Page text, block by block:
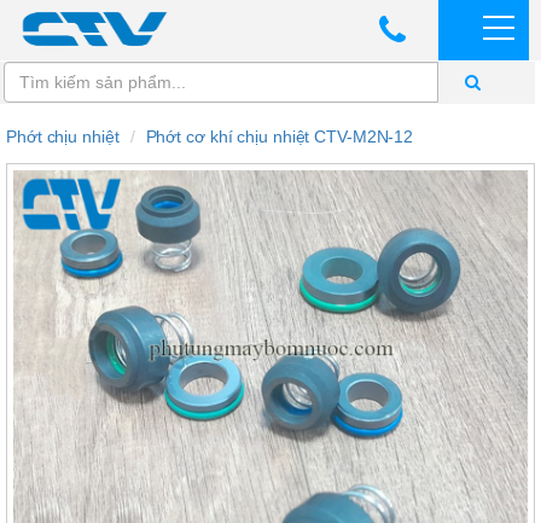
Phớt chịu nhiệt Phớt cơ khí chịu nhiệt CTV-M2N-12